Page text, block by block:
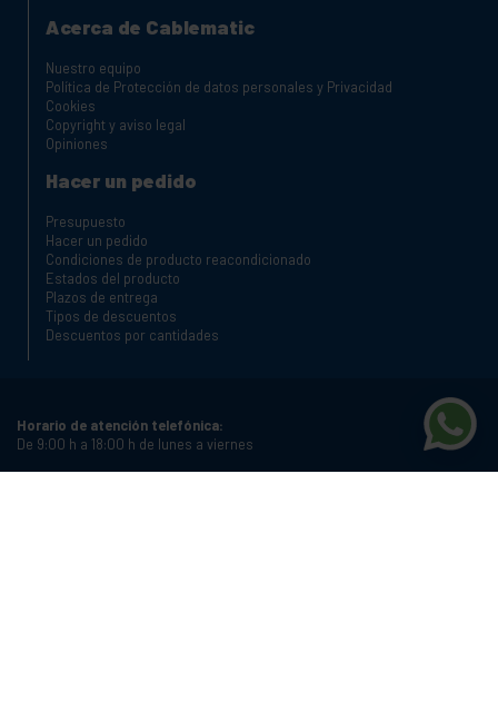
Acerca de Cablematic
Nuestro equipo
Política de Protección de datos personales y Privacidad
Cookies
Copyright y aviso legal
Opiniones
Hacer un pedido
Presupuesto
Hacer un pedido
Condiciones de producto reacondicionado
Estados del producto
Plazos de entrega
Tipos de descuentos
Descuentos por cantidades
Horario de atención telefónica:
De 9:00 h a 18:00 h de lunes a viernes